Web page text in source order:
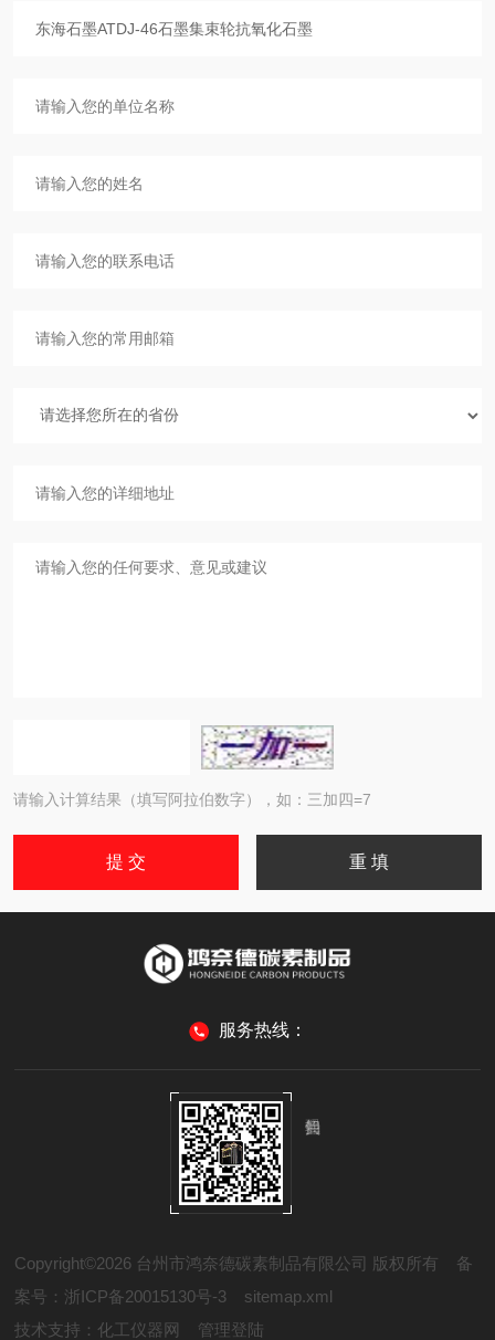
请输入计算结果（填写阿拉伯数字），如：三加四=7
服务热线：
Copyright©2026 台州市鸿奈德碳素制品有限公司 版权所有 备
案号：浙ICP备20015130号-3
sitemap.xml
技术支持： 化工仪器网 管理登陆